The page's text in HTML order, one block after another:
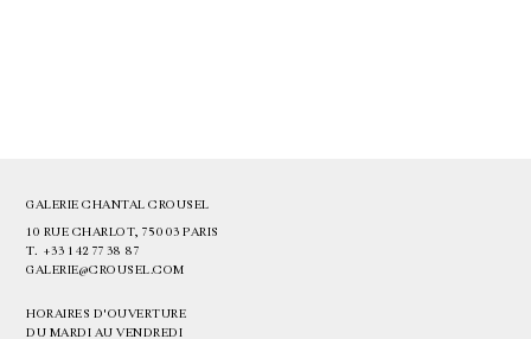
GALERIE CHANTAL CROUSEL
10 RUE CHARLOT, 75003 PARIS
T. +33 1 42 77 38 87
GALERIE@CROUSEL.COM
HORAIRES D'OUVERTURE
DU MARDI AU VENDREDI